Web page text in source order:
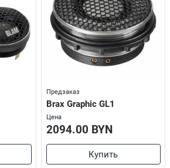
Предзаказ
Brax Graphic GL1
Цена
2094.00 BYN
Купить